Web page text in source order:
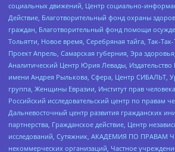
социальных движений, Центр социально-
Действие, Благотворительный фонд охраны
граждан, Благотворительный фонд помощи
Тольятти, Новое время, Серебряная тайга, Так-
Проект Апрель, Самарская губерния, Эра
Аналитический Центр Юрия Левады,
имени Андрея Рылькова, Сфера, Центр СИБАЛЬТ,
группа, Женщины Евразии, Институт прав
Российский исследовательский центр по правам
Дальневосточный центр развития гражданских
партнерства, Гражданское действие, Центр
исследований, Сутяжник, АКАДЕМИЯ ПО ПРАВАМ
некоммерческих организаций, Частное